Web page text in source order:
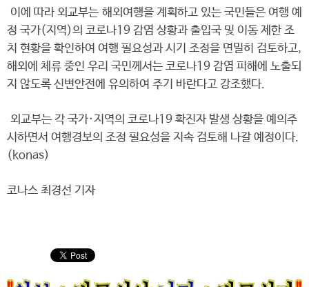
이에 따라 외교부는 해외여행을 계획하고 있는 국민들은 여행 예
정 국가(지역)의 코로나19 감염 상황과 출입국 및 이동 제한 조
치 현황을 확인하여 여행 필요성과 시기 조정을 면밀히 검토하고,
해외에 체류 중인 우리 국민께서는 코로나19 감염 피해에 노출되
지 않도록 신변안전에 유의하여 주기 바란다고 강조했다.
외교부는 각 국가·지역의 코로나19 확진자 발생 상황을 예의주
시하면서 여행경보의 조정 필요성을 지속 검토해 나갈 예정이다.
(konas)
코나스 최경선 기자